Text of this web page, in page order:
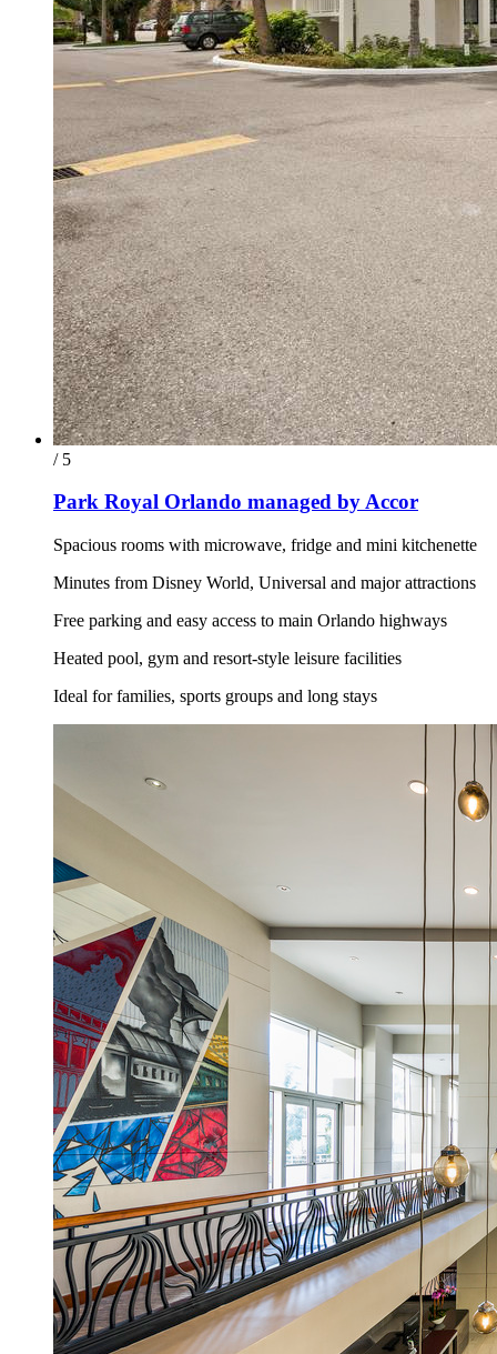
/ 5
Park Royal Orlando managed by Accor
Spacious rooms with microwave, fridge and mini kitchenette
Minutes from Disney World, Universal and major attractions
Free parking and easy access to main Orlando highways
Heated pool, gym and resort-style leisure facilities
Ideal for families, sports groups and long stays